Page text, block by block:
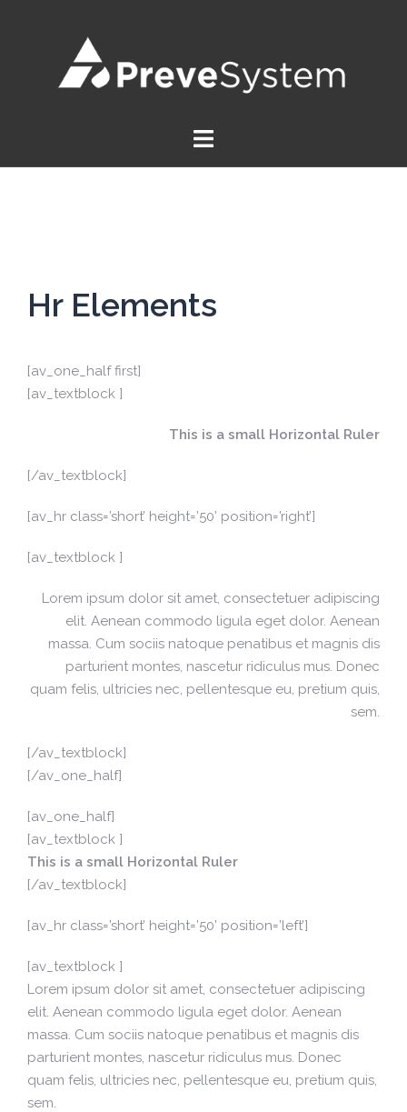
Hr Elements
[av_one_half first]
[av_textblock ]
This is a small Horizontal Ruler
[/av_textblock]
[av_hr class=’short’ height=’50’ position=’right’]
[av_textblock ]
Lorem ipsum dolor sit amet, consectetuer adipiscing
elit. Aenean commodo ligula eget dolor. Aenean
massa. Cum sociis natoque penatibus et magnis dis
parturient montes, nascetur ridiculus mus. Donec
quam felis, ultricies nec, pellentesque eu, pretium quis,
sem.
[/av_textblock]
[/av_one_half]
[av_one_half]
[av_textblock ]
This is a small Horizontal Ruler
[/av_textblock]
[av_hr class=’short’ height=’50’ position=’left’]
[av_textblock ]
Lorem ipsum dolor sit amet, consectetuer adipiscing
elit. Aenean commodo ligula eget dolor. Aenean
massa. Cum sociis natoque penatibus et magnis dis
parturient montes, nascetur ridiculus mus. Donec
quam felis, ultricies nec, pellentesque eu, pretium quis,
sem.